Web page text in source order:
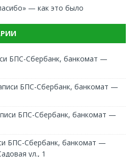
— как это было
БПС-Сбербанк, банкомат —
БПС-Сбербанк, банкомат —
БПС-Сбербанк, банкомат —
БПС-Сбербанк, банкомат —
ул., 1